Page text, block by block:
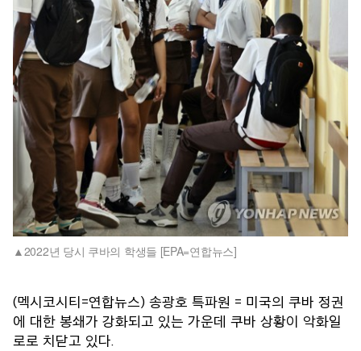
2022년 당시 쿠바의 학생들 [EPA=연합뉴스]
(멕시코시티=연합뉴스) 송광호 특파원 = 미국의 쿠바 정권
에 대한 봉쇄가 강화되고 있는 가운데 쿠바 상황이 악화일
로로 치닫고 있다.